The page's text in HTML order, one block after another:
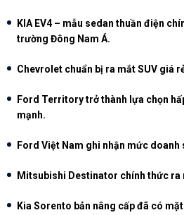
KIA EV4 – mẫu sedan thuần điện
trường Đông Nam Á.
Chevrolet chuẩn bị ra mắt SUV giá
Ford Territory trở thành lựa chọn
mạnh.
Ford Việt Nam ghi nhận mức doanh
Mitsubishi Destinator chính thức
Kia Sorento bản nâng cấp đã có